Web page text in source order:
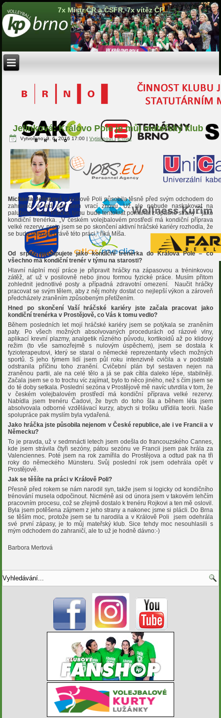
7x Mistr ČR a ČSFR, 7x vítěz ČP
Jelínková: Královo Pole je můj mateřský klub
Vytvořeno: 9. 6. 2016 17:00 |Vytisknout|E-mail
Michaela Jelínková v Králově Poli působila těsně před svým odchodem do
zahraničí a teď ses sem vrací znovu. Už ale nebude naskakovat na
palubovku jako hráčka, týmu bude tentokrát pomáhat z opačné strany – jako
kondiční trenérka. „V českém volejbalovém prostředí má kondiční příprava
velké rezervy, proto jsem se po skončení aktivní hráčské kariéry rozhodla, že
se budu věnovat právě této práci,“ říká Míša.
Od srpna nastupujete jako kondiční trenérka do Králova Pole – co
všechno má kondiční trenér v týmu na starosti?
Hlavní náplní mojí práce je připravit hráčky na zápasovou a tréninkovou
zátěž, ať už v posilovně nebo jinou formou fyzické práce. Musím přitom
zohlednit jednotlivé posty a případná zdravotní omezení. Naučit hráčky
pracovat se svým tělem, aby z něj mohly dostat co nejlepší výkon a zároveň
předcházely zraněním způsobeným přetížením.
Hned po skončení Vaší hráčské kariéry jste začala pracovat jako
kondiční trenérka v Prostějově, co Vás k tomu vedlo?
Během posledních let mojí hráčské kariéry jsem se potýkala se zraněním
paty. Po všech možných absolvovaných procedurách od rázové vlny,
aplikací krevní plazmy, analgetik různého původu, kortikoidů až po klidový
režim (to vše samozřejmě s nulovým úspěchem), jsem se dostala k
fyzioterapeutovi, který se staral o německé reprezentanty všech možných
sportů. S jeho týmem lidí jsem půl roku intenzivně cvičila a v podstatě
odstranila příčinu toho zranění. Cvičební plán byl sestaven nejen na
zraněnou partii, ale na celé tělo a já se pak cítila daleko lépe, stabilněji.
Začala jsem se o to trochu víc zajímat, bylo to něco jiného, než s čím jsem se
do té doby setkala. Poslední sezóna v Prostějově mě navíc utvrdila v tom, že
v českém volejbalovém prostředí má kondiční příprava velké rezervy.
Nabídla jsem trenéru Čadovi, že bych do toho šla a během léta jsem
absolvovala odborné vzdělávací kurzy, abych si trošku utřídila teorii. Naše
spolupráce pak myslím byla vydařená.
Jako hráčka jste působila nejenom v České republice, ale i ve Francii a v
Německu?
To je pravda, už v sedmnácti letech jsem odešla do francouzského Cannes,
kde jsem strávila čtyři sezóny, pátou sezónu ve Francii jsem pak hrála za
Valenciennes. Poté jsem na rok zamířila do Prostějova a odtud pak na tři
roky do německého Münsteru. Svůj poslední rok jsem odehrála opět v
Prostějově.
Jak se těšíte na práci v Králově Poli?
Přesně před rokem se nám narodil syn, takže jsem si logicky od kondičního
trénování musela odpočinout. Nicméně asi od února jsem v takovém lehčím
pracovním procesu, což se zřejmě dostalo k trenéru Rojkovi a ten mě oslovil.
Byla jsem potěšena zájmem z jeho strany a nakonec jsme si plácli. Do Brna
se těším moc, protože jsem se tu narodila a v Králově Poli jsem odehrála
své první zápasy, je to můj mateřský klub. Sice tehdy moc nesouhlasili s
mým odchodem do zahraničí, ale to už je hodně dávno:-)
Barbora Mertová